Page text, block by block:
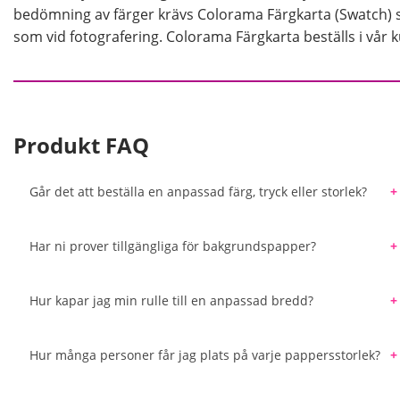
bedömning av färger krävs Colorama Färgkarta
som vid fotografering. Colorama Färgkarta beställs i vår
Produkt FAQ
Går det att beställa en anpassad färg, tryck eller storlek?
beställa en specifik färg som inte återfinns i det breda
den bakgrundsfärg som bäst matchar det du söker.
Har ni prover tillgängliga för bakgrundspapper?
du beställer den bästa färgen för ditt kommande
Hur kapar jag min rulle till en anpassad bredd?
geringslåda från järnaffärer kan du säkerställa ett
Hur många personer får jag plats på varje pappersstorlek?